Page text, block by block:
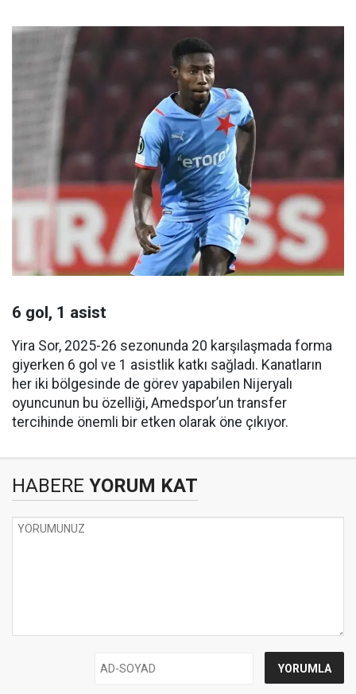
6 gol, 1 asist
Yira Sor, 2025-26 sezonunda 20 karşılaşmada forma
giyerken 6 gol ve 1 asistlik katkı sağladı. Kanatların
her iki bölgesinde de görev yapabilen Nijeryalı
oyuncunun bu özelliği, Amedspor’un transfer
tercihinde önemli bir etken olarak öne çıkıyor.
HABERE YORUM KAT